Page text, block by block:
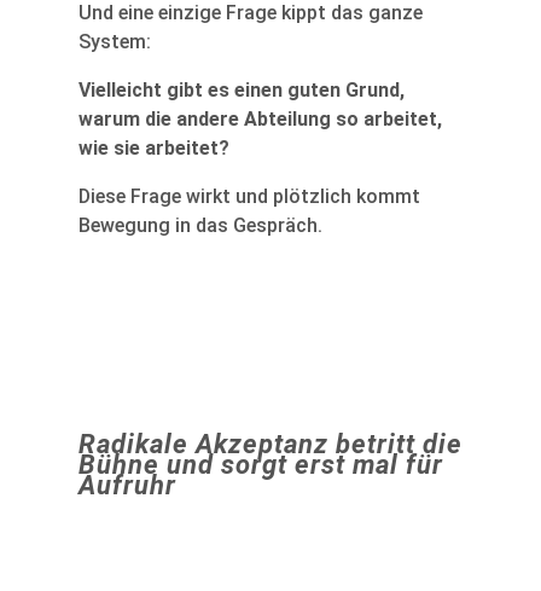
Und eine einzige Frage kippt das ganze
System:
Vielleicht gibt es einen guten Grund,
warum die andere Abteilung so arbeitet,
wie sie arbeitet?
Diese Frage wirkt und plötzlich kommt
Bewegung in das Gespräch.
Radikale Akzeptanz betritt die
Bühne und sorgt erst mal für
Aufruhr